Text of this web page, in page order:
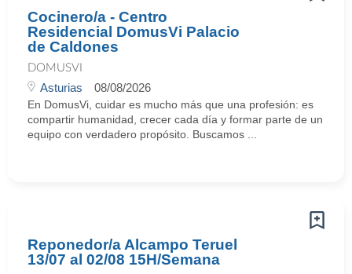
Cocinero/a - Centro
Residencial DomusVi Palacio
de Caldones
DOMUSVI
Asturias 08/08/2026
En DomusVi, cuidar es mucho más que una profesión: es
compartir humanidad, crecer cada día y formar parte de un
equipo con verdadero propósito. Buscamos ...
Reponedor/a Alcampo Teruel
13/07 al 02/08 15H/Semana